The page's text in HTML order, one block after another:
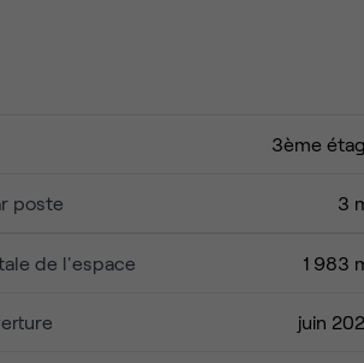
tables pour le déjeuner.
entretenus... vous n'avez plus qu'à
Contactez-nous pour passer voir
3ème
poste 3
de l'espace 1 983
juin